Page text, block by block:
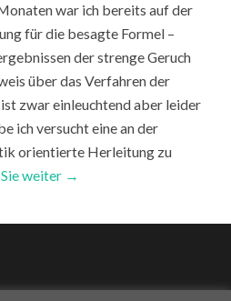
war ich bereits auf der
für die besagte Formel –
der strenge Geruch
über das Verfahren der
zwar einleuchtend aber leider
ich versucht eine an der
orientierte Herleitung zu
Sie weiter →